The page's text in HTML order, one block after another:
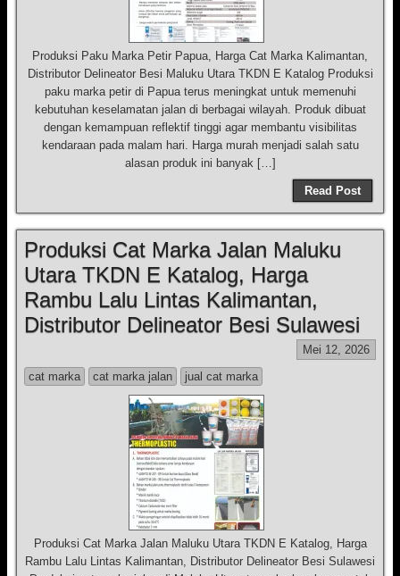
Produksi Paku Marka Petir Papua, Harga Cat Marka Kalimantan,
Distributor Delineator Besi Maluku Utara TKDN E Katalog Produksi
paku marka petir di Papua terus meningkat untuk memenuhi
kebutuhan keselamatan jalan di berbagai wilayah. Produk dibuat
dengan kemampuan reflektif tinggi agar membantu visibilitas
kendaraan pada malam hari. Harga murah menjadi salah satu
alasan produk ini banyak […]
Read Post
Produksi Cat Marka Jalan Maluku
Utara TKDN E Katalog, Harga
Rambu Lalu Lintas Kalimantan,
Distributor Delineator Besi Sulawesi
Mei 12, 2026
cat marka
cat marka jalan jual cat marka
Produksi Cat Marka Jalan Maluku Utara TKDN E Katalog, Harga
Rambu Lalu Lintas Kalimantan, Distributor Delineator Besi Sulawesi